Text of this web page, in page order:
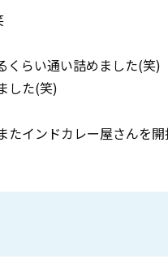
くらい通い詰めました(笑)
した(笑)
インドカレー屋さんを